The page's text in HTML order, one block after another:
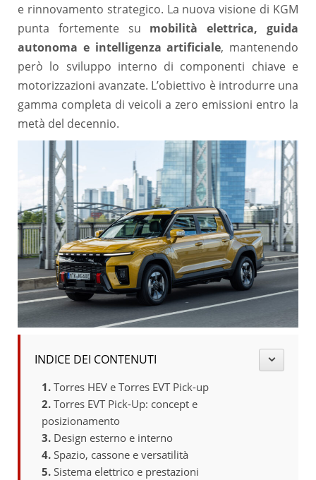
e rinnovamento strategico. La nuova visione di KGM
punta fortemente su mobilità elettrica, guida
autonoma e intelligenza artificiale, mantenendo
però lo sviluppo interno di componenti chiave e
motorizzazioni avanzate. L’obiettivo è introdurre una
gamma completa di veicoli a zero emissioni entro la
metà del decennio.
INDICE DEI CONTENUTI
Torres HEV e Torres EVT Pick-up
Torres EVT Pick-Up: concept e
posizionamento
Design esterno e interno
Spazio, cassone e versatilità
Sistema elettrico e prestazioni